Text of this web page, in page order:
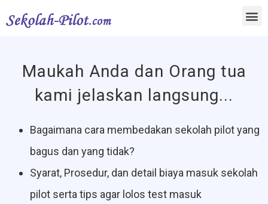
Maukah Anda dan Orang tua
kami jelaskan langsung...
Bagaimana cara membedakan sekolah pilot yang
bagus dan yang tidak?
Syarat, Prosedur, dan detail biaya masuk sekolah
pilot serta tips agar lolos test masuk